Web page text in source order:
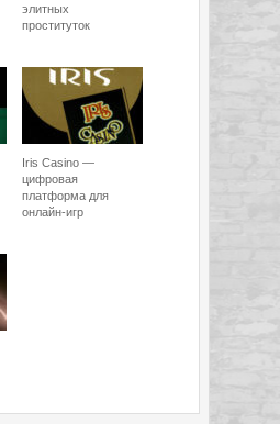
элитных
проституток
Iris Casino —
цифровая
платформа для
онлайн-игр